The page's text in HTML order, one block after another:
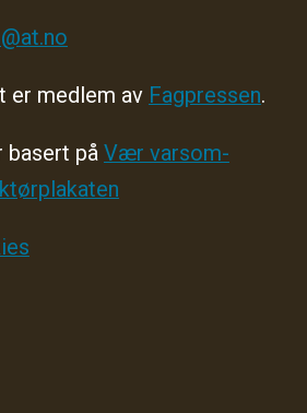
er medlem av Fagpressen.
basert på Vær varsom-